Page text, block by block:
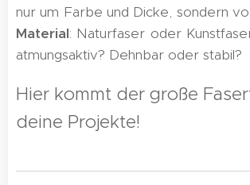
nur um Farbe und Dicke, sondern
Material: Naturfaser oder
atmungsaktiv? Dehnbar oder stabil?
Hier kommt der große
deine Projekte!